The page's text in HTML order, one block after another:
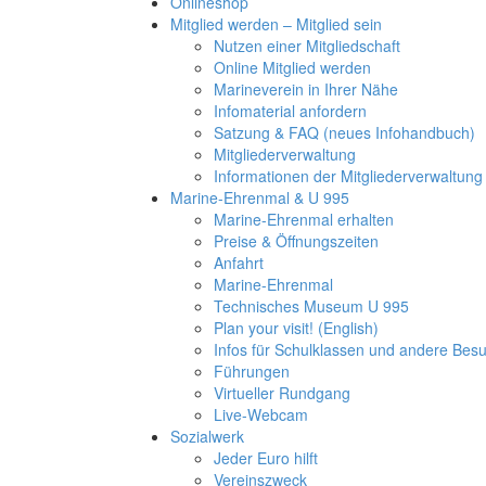
Mitglied werden – Mitglied sein
Nutzen einer Mitgliedschaft
Online Mitglied werden
Marineverein in Ihrer Nähe
Infomaterial anfordern
Satzung & FAQ (neues Infohandbuch)
Mitgliederverwaltung
Informationen der Mitgliederverwaltung
Marine-Ehrenmal & U 995
Marine-Ehrenmal erhalten
Preise & Öffnungszeiten
Anfahrt
Marine-Ehrenmal
Technisches Museum U 995
Plan your visit! (English)
Infos für Schulklassen und andere
Führungen
Virtueller Rundgang
Live-Webcam
Sozialwerk
Jeder Euro hilft
Vereinszweck